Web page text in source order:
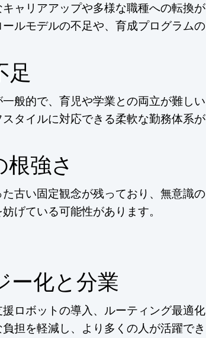
ャリアアップや多様な職種への転換が
ルモデルの不足や、育成プログラムの
足
般的で、育児や学業との両立が難しい
タイルに対応できる柔軟な勤務体系が
強さ
た古い固定観念が残っており、無意識の
げている可能性があります。
ー化と分業
ロボットの導入、ルーティング最適化
担を軽減し、より多くの人が活躍でき